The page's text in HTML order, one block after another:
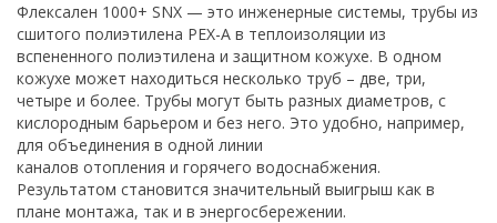
Флексален 1000+ SNX — это инженерные системы, трубы из
сшитого полиэтилена PEX-A в теплоизоляции из
вспененного полиэтилена и защитном кожухе. В одном
кожухе может находиться несколько труб – две, три,
четыре и более. Трубы могут быть разных диаметров, с
кислородным барьером и без него. Это удобно, например,
для объединения в одной линии
каналов отопления и горячего водоснабжения.
Результатом становится значительный выигрыш как в
плане монтажа, так и в энергосбережении.